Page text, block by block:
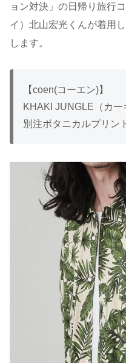
ョン対決」の日帰り旅行
イ）北山宏光くんが着用
します。
【coen(コーエン)】
KHAKI JUNGLE（カー
別注ボタニカルプリン